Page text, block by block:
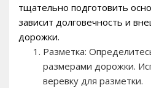
тщательно подготовить
зависит долговечность и
дорожки.
Разметка:
размерами дорожки.
веревку для разметки.